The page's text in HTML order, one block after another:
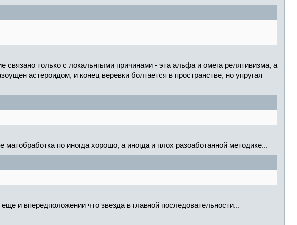
только с локальнгыми причинами - эта альфа и омега релятивизма, а
астероидом, и конец веревки болтается в пространстве, но упругая
по иногда хорошо, а иногда и плох разоаботанной методике...
и впередположении что звезда в главной последовательности...